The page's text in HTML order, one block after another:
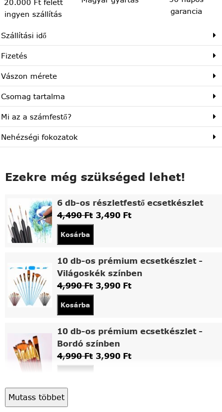
20.000 Ft felett
ingyen szállítás
garancia
Szállítási idő
Fizetés
Vászon mérete
Csomag tartalma
Mi az a számfestő?
Nehézségi fokozatok
Ezekre még szükséged lehet!
6 db-os részletfestő ecsetkészlet
4,490Ft 3,490 Ft
Kosárba
10 db-os prémium ecsetkészlet -
Világoskék színben
4,990Ft 3,990 Ft
Kosárba
10 db-os prémium ecsetkészlet -
Bordó színben
4,990Ft 3,990 Ft
Asztali fa festőállvány
Mutass többet